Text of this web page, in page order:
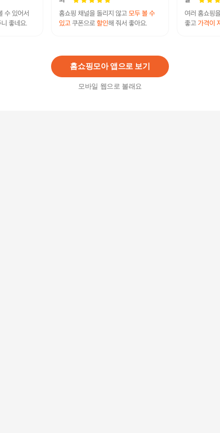
홈쇼핑모아 앱으로 보기
모바일 웹으로 볼래요
[동원] 양반 소고기미역국 460g x20봉